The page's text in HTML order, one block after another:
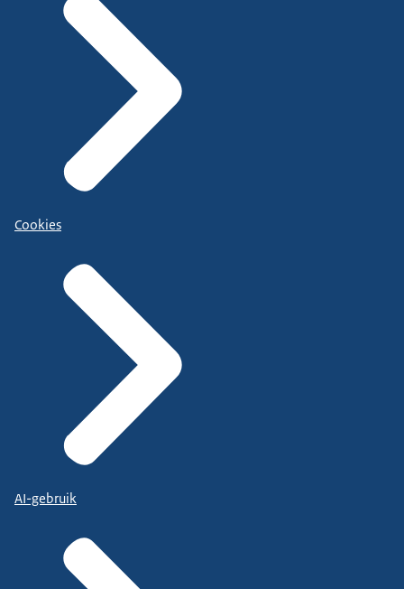
Cookies
AI-gebruik